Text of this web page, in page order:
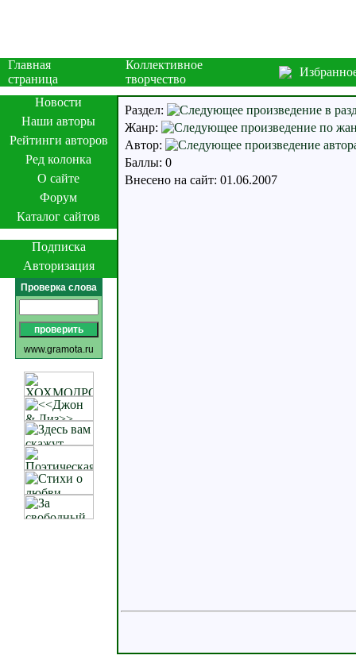
Главная
страница
Коллективное
творчество
Новости
Наши авторы
Рейтинги авторов
Ред колонка
О сайте
Форум
Каталог сайтов
Подписка
Авторизация
Проверка слова
www.gramota.ru
Раздел:
Жанр:
Автор:
Баллы: 0
Внесено на сайт: 01.06.2007